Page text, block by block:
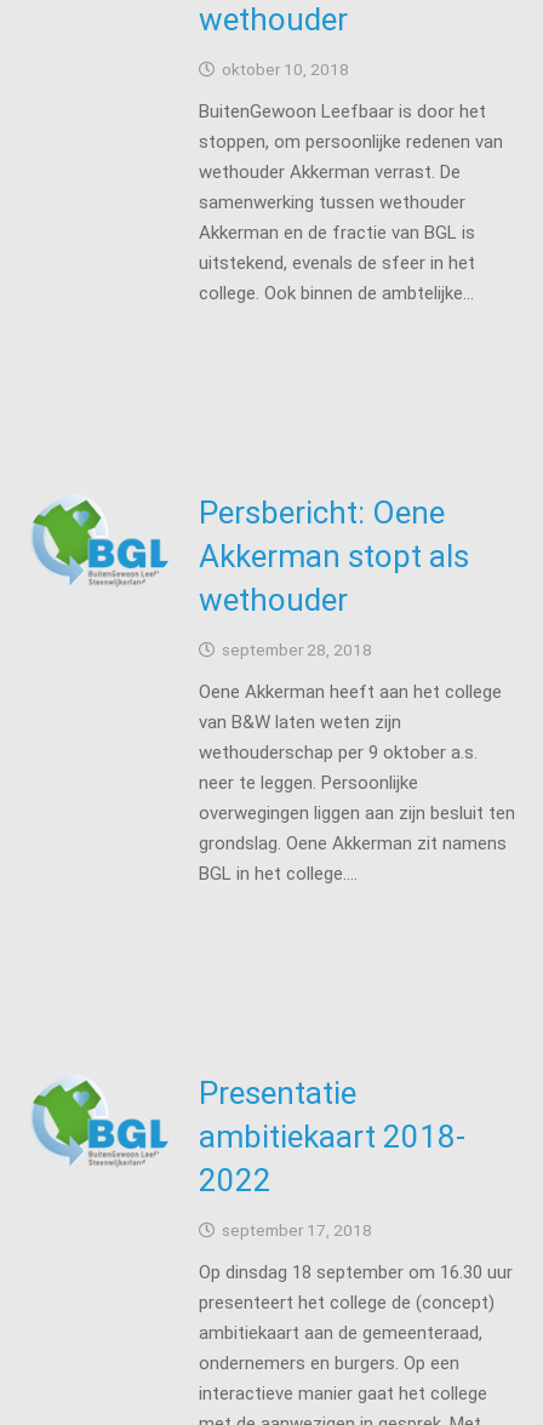
wethouder
oktober 10, 2018
BuitenGewoon Leefbaar is door het
stoppen, om persoonlijke redenen van
wethouder Akkerman verrast. De
samenwerking tussen wethouder
Akkerman en de fractie van BGL is
uitstekend, evenals de sfeer in het
college. Ook binnen de ambtelijke…
Persbericht: Oene
Akkerman stopt als
wethouder
september 28, 2018
Oene Akkerman heeft aan het college
van B&W laten weten zijn
wethouderschap per 9 oktober a.s.
neer te leggen. Persoonlijke
overwegingen liggen aan zijn besluit ten
grondslag. Oene Akkerman zit namens
BGL in het college.…
Presentatie
ambitiekaart 2018-
2022
september 17, 2018
Op dinsdag 18 september om 16.30 uur
presenteert het college de (concept)
ambitiekaart aan de gemeenteraad,
ondernemers en burgers. Op een
interactieve manier gaat het college